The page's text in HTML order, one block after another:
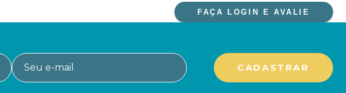
FAÇA LOGIN E AVALIE